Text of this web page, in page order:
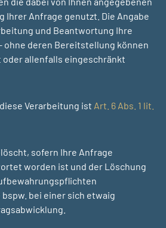
Ihrer Anfrage genutzt. Die Angabe
und Beantwortung Ihre
ohne deren Bereitstellung können
allenfalls eingeschränkt
Verarbeitung ist Art. 6 Abs. 1 lit.
sofern Ihre Anfrage
worden ist und der Löschung
bei einer sich etwaig